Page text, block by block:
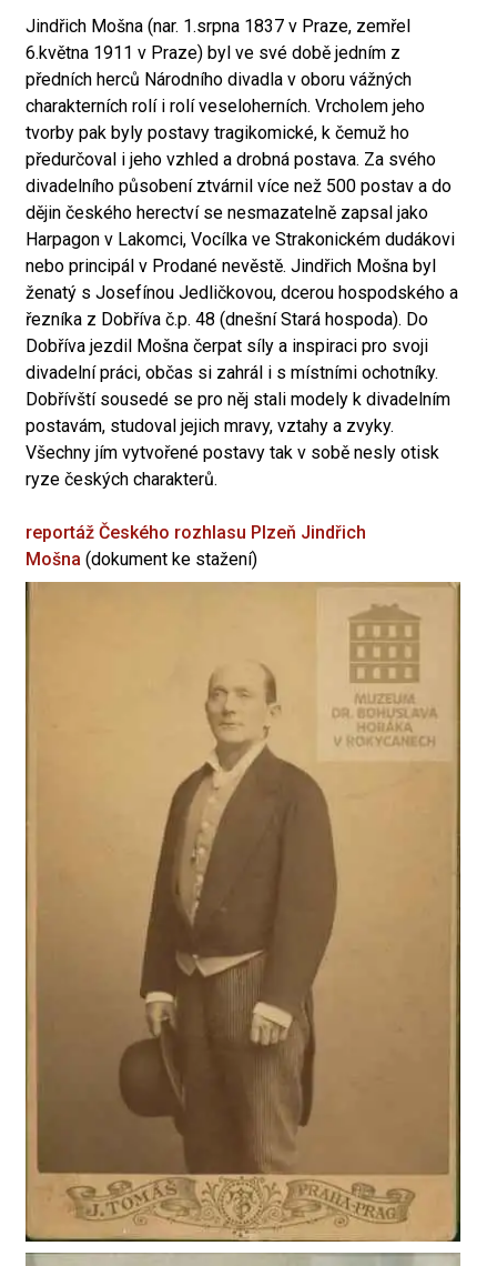
Jindřich Mošna (nar. 1.srpna 1837 v Praze, zemřel
6.května 1911 v Praze) byl ve své době jedním z
předních herců Národního divadla v oboru vážných
charakterních rolí i rolí veseloherních. Vrcholem jeho
tvorby pak byly postavy tragikomické, k čemuž ho
předurčoval i jeho vzhled a drobná postava. Za svého
divadelního působení ztvárnil více než 500 postav a do
dějin českého herectví se nesmazatelně zapsal jako
Harpagon v Lakomci, Vocílka ve Strakonickém dudákovi
nebo principál v Prodané nevěstě. Jindřich Mošna byl
ženatý s Josefínou Jedličkovou, dcerou hospodského a
řezníka z Dobříva č.p. 48 (dnešní Stará hospoda). Do
Dobříva jezdil Mošna čerpat síly a inspiraci pro svoji
divadelní práci, občas si zahrál i s místními ochotníky.
Dobřívští sousedé se pro něj stali modely k divadelním
postavám, studoval jejich mravy, vztahy a zvyky.
Všechny jím vytvořené postavy tak v sobě nesly otisk
ryze českých charakterů.
reportáž Českého rozhlasu Plzeň Jindřich
Mošna (dokument ke stažení)